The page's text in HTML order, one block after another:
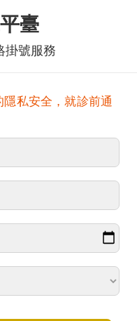
臺
掛號服務
私安全，就診前通